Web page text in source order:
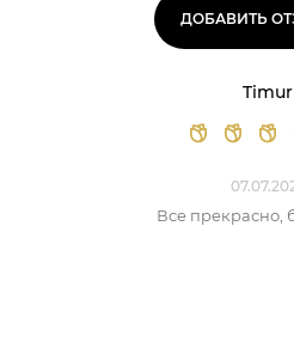
ДОБАВИТЬ
Timur
Все прекрасно,